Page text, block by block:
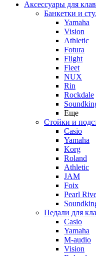
Аксессуары для
Банкетки и
Yamaha
Vision
Athletic
Fotura
Flight
Fleet
NUX
Rin
Rockdale
Еще
Стойки и
Casio
Yamaha
Korg
Roland
Athletic
JAM
Foix
Pearl
Педали для
Casio
Yamaha
M-audio
Vision